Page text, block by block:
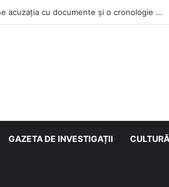
Contractul Climatic continuă prin Compania de Apă? Haritina Craița își susține acuzația cu documente și o cronologie a deciziilor
GAZETA DE INVESTIGAȚII CULTURĂ